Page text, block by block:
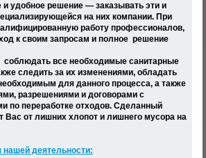
и удобное решение — заказывать эти и
на них компании. При
работу профессионалов,
к своим запросам и полное решение
соблюдать все необходимые санитарные
следить за их изменениями, обладать
для данного процесса, а также
разрешениями и договорами с
по переработке отходов. Сделанный
Вас от лишних хлопот и лишнего мусора на
нашей деятельности: